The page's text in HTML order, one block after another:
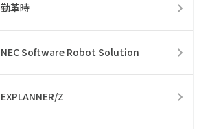
勤革時
NEC Software Robot Solution
EXPLANNER/Z